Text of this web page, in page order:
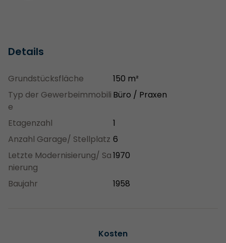
Details
Grundstücksfläche
150 m²
Typ der Gewerbeimmobili
e
Büro / Praxen
Etagenzahl
1
Anzahl Garage/ Stellplatz 6
Letzte Modernisierung/ Sa
nierung
1970
Baujahr 1958
Kosten